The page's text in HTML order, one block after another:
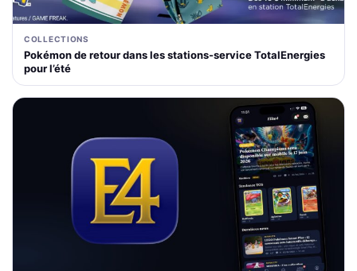
COLLECTIONS
Pokémon de retour dans les stations-service TotalEnergies
pour l’été